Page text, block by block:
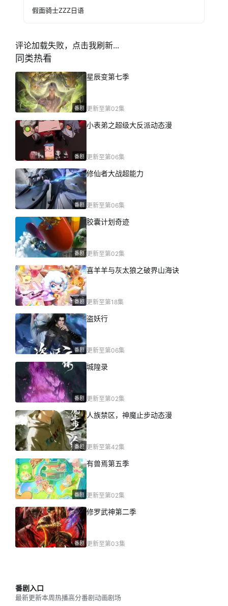
假面骑士ZZZ日语
评论加载失败，点击我刷新...
同类热看
番剧
星辰变第七季
更新至第02集
番剧
小表弟之超级大反派动态漫
更新至第06集
番剧
修仙者大战超能力
更新至第06集
番剧
胶囊计划奇迹
更新至第02集
番剧
喜羊羊与灰太狼之破界山海诀
更新至第18集
番剧
盗妖行
更新至第06集
番剧
城隍录
更新至第02集
番剧
人族禁区，神魔止步动态漫
更新至第42集
番剧
有兽焉第五季
更新至第02集
番剧
修罗武神第二季
更新至第03集
番剧入口
最新更新本周热播高分番剧动画剧场